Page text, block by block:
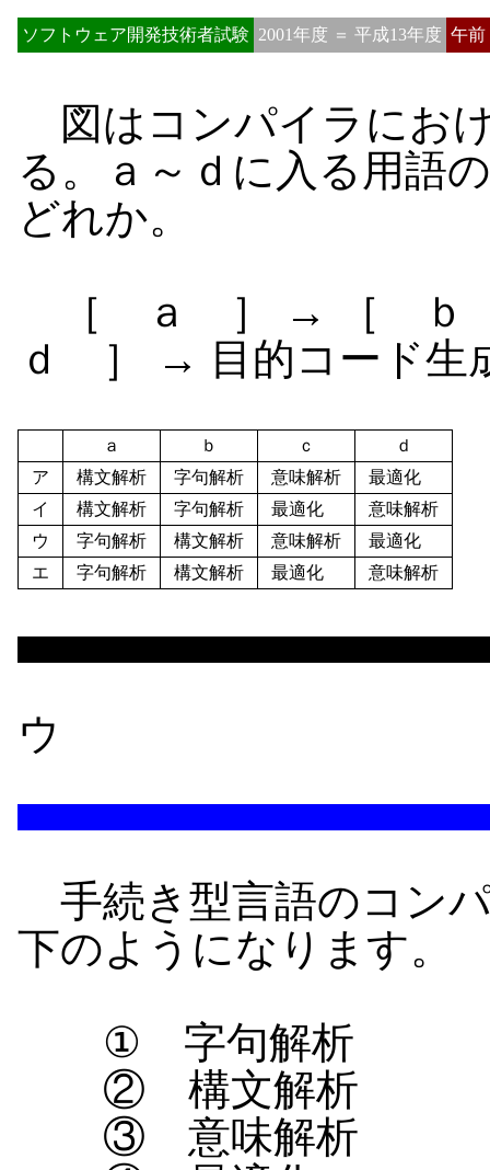
ソフトウェア開発技術者試験 2001年度 ＝ 平成13年度 午前
図はコンパイラにお
る。ａ～ｄに入る用語
どれか。
［ ａ ］ → ［
ｄ ］ → 目的コード生
ａ ｂ ｃ
ｄ
ア
構文解析 字句解析 意味解析
最適化
イ
構文解析 字句解析 最適化
意味解析
ウ
字句解析 構文解析 意味解析
最適化
エ
字句解析 構文解析 最適化 意味解析
ウ
手続き型言語のコン
下のようになります。
① 字句解析
② 構文解析
③ 意味解析